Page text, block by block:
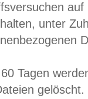
unter
Tagen